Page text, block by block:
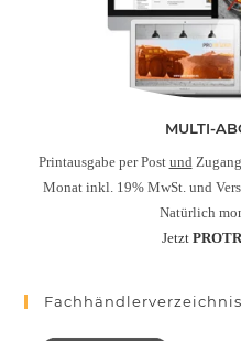
MULTI-
Printausgabe per Post und
Monat inkl. 19% MwSt. und
Natürlich
Jetzt
Fachhändlerverzeichnis